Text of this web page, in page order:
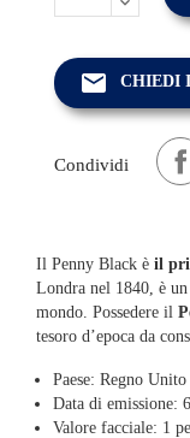
email CHIEDI
Condividi
Il Penny Black è il
Londra nel 1840, è
mondo. Possedere il
tesoro d’epoca da
Paese: Regno Unito
Data di emissione:
Valore facciale: 1